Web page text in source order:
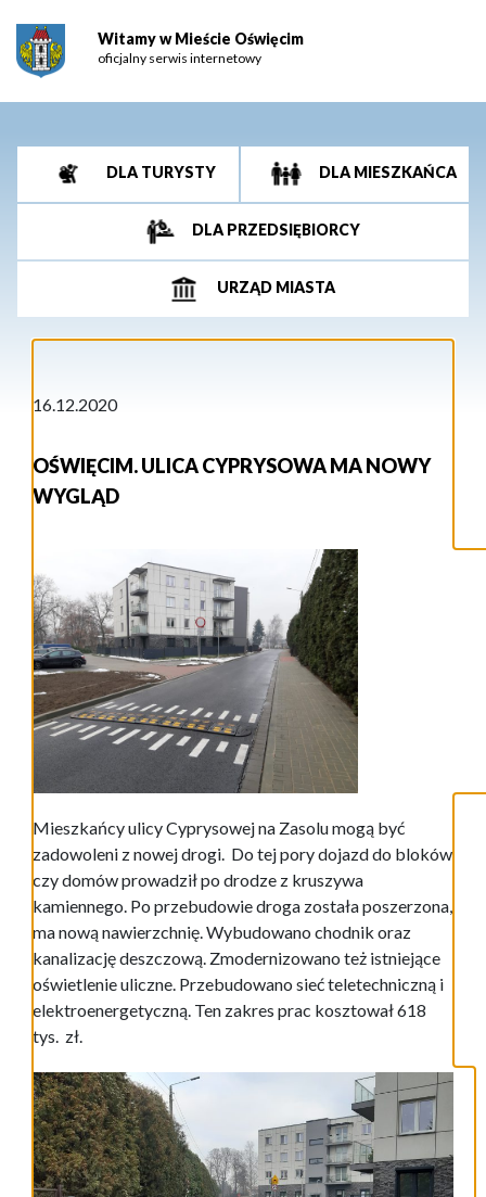
Witamy w Mieście Oświęcim
oficjalny serwis internetowy
DLA TURYSTY DLA MIESZKAŃCA
DLA PRZEDSIĘBIORCY
URZĄD MIASTA
16.12.2020
OŚWIĘCIM. ULICA CYPRYSOWA MA NOWY
WYGLĄD
Mieszkańcy ulicy Cyprysowej na Zasolu mogą być
zadowoleni z nowej drogi. Do tej pory dojazd do bloków
czy domów prowadził po drodze z kruszywa
kamiennego. Po przebudowie droga została poszerzona,
ma nową nawierzchnię. Wybudowano chodnik oraz
kanalizację deszczową. Zmodernizowano też istniejące
oświetlenie uliczne. Przebudowano sieć teletechniczną i
elektroenergetyczną. Ten zakres prac kosztował 618
tys. zł.